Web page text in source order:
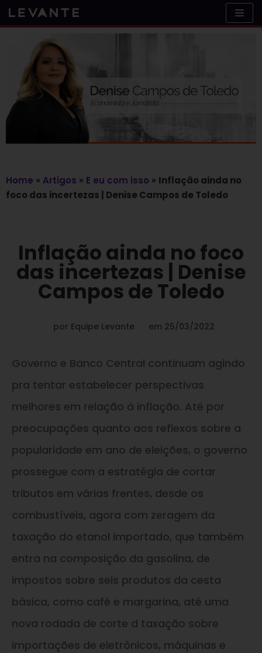
Skip
to
content
Home » Artigos » E eu com isso » Inflação ainda no
foco das incertezas | Denise Campos de Toledo
Inflação ainda no foco
das incertezas | Denise
Campos de Toledo
por Equipe Levante em 25/03/2022
Governo e Banco Central continuam agindo
pra tentar estabelecer perspectivas
melhores em relação à inflação. Até por
preocupações quanto aos reflexos sobre a
popularidade em ano de eleições, o governo
prossegue com a estratégia de cortar
tributos em várias frentes, desde os
combustíveis, agora com zeragem da
taxação do etanol importado, que também
entra na composição da gasolina, de
impostos sobre seis produtos da cesta
básica, como café e margarina, até uma
nova rodada de corte d taxação sobre
importações de eletrônicos, máquinas e